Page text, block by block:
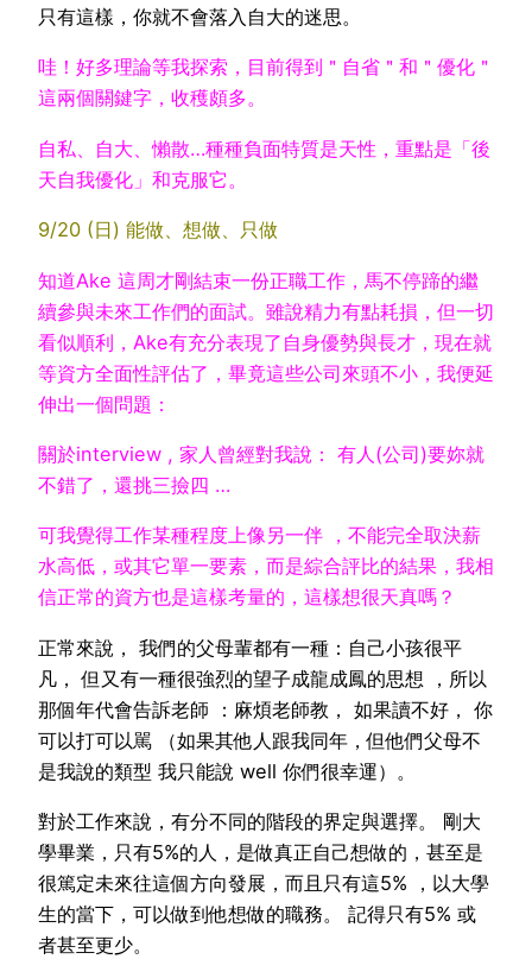
只有這樣，你就不會落入自大的迷思。
哇！好多理論等我探索，目前得到＂自省＂和＂優化＂
這兩個關鍵字，收穫頗多。
自私、自大、懶散…種種負面特質是天性，重點是 「後
天自我優化」 和克服它。
9/20 (日) 能做、想做、只做
知道Ake 這周才剛結束一份正職工作，馬不停蹄的繼
續參與未來工作們的面試。 雖說精力有點耗損，但一切
看似順利，Ake有充分表現了自身優勢與長才，現在就
等資方全面性評估了，畢竟這些公司來頭不小，我便延
伸出一個問題：
關於interview , 家人曾經對我說： 有人(公司)要妳就
不錯了，還挑三撿四 …
可我覺得工作某種程度上像另一伴 ，不能完全取決薪
水高低，或其它單一要素，而是綜合評比的結果，我相
信正常的資方也是這樣考量的，這樣想很天真嗎？
正常來說， 我們的父母輩都有一種：自己小孩很平
凡， 但又有一種很強烈的望子成龍成鳳的思想 ，所以
那個年代會告訴老師 ：麻煩老師教， 如果讀不好， 你
可以打可以駡 （如果其他人跟我同年，但他們父母不
是我說的類型 我只能說 well 你們很幸運）。
對於工作來說，有分不同的階段的界定與選擇。 剛大
學畢業，只有5%的人，是做真正自己想做的，甚至是
很篤定未來往這個方向發展，而且只有這5% ，以大學
生的當下，可以做到他想做的職務。 記得只有5% 或
者甚至更少。